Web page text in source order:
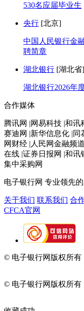
530名应届毕业生
央行 [北京]
中国人民银行金
聘简章
湖北银行 [湖北省]
湖北银行2026年
合作媒体
腾讯网 |网易科技 |和讯
赛迪网 |新华信息化 |
网财经 |人民网金融频
在线 |证券日报网 |和讯
集中采购网
电子银行网 专业领先
关于我们 联系我们 合
CFCA官网
© 电子银行网版权所有
© 电子银行网版权所有